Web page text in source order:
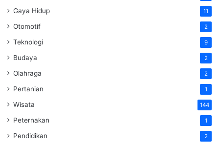
Gaya Hidup 11
Otomotif 2
Teknologi 9
Budaya 2
Olahraga 2
Pertanian 1
Wisata 144
Peternakan 1
Pendidikan 2